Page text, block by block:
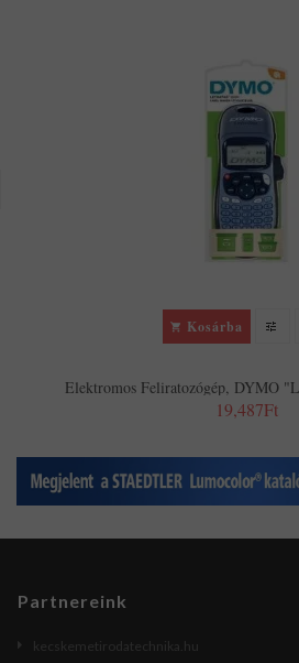
Kosárba
Elektromos Feliratozógép, DYMO
19,487Ft
Partnereink
kecskemetirodatechnika.hu